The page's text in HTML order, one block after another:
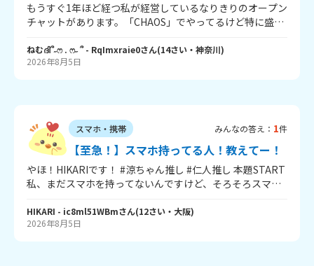
もうすぐ1年ほど経つ私が経営しているなりきりのオープン
チャットがあります。「CHAOS」でやってるけど特に盛り
ペースに経営してきたんですけど…少し前から荒らしでは
ないけど病みアピ等が激しい方がいて…その方については
考えてます😿‪💧‬正直私にも隣がいるし、背後も繋がってい
て気まずいです；；（そこまで仲良い訳でもない）それに
oc内には色んな方がいて当たり強めな方とか、副官なのに
役目を果たせない方とかetc…もしこのまま2年目目指すの
であれば立て直さないとなと思っているのですが、正面切
って言える勇気もないですし…ここがやめ時なんでしょう
チャットへの勧誘はNGです。
ねむദി՞˶ෆ . ෆ˶ ՞- RqImxraie0さん(14さい・ 神奈川)
2026年8月5日
スマホ・携帯 みんなの答え： 1件
【至急！】スマホ持ってる人！教えてー！
やほ！HIKARIです！ #涼ちゃん推し #仁人推し 本題START
私、まだスマホを持ってないんですけど、そろそろスマホ
すけど、話をまともに聞いてくれなくて。 どうしたらスマ
ホを買ってもらえるんですか？？教えて欲しいです！ 今ま
HIKARI - ic8ml51WBmさん(12さい・ 大阪)
2026年8月5日